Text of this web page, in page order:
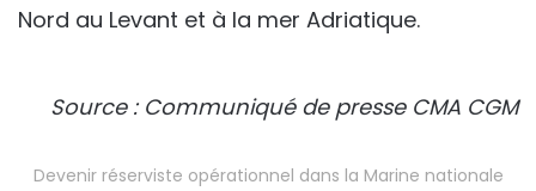
Nord au Levant et à la mer Adriatique.
Source : Communiqué de presse CMA CGM
Devenir réserviste opérationnel dans la Marine nationale